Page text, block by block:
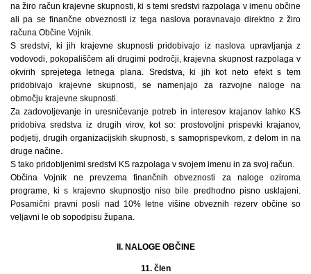
na žiro račun krajevne skupnosti, ki s temi sredstvi razpolaga v imenu občine
ali pa se finančne obveznosti iz tega naslova poravnavajo direktno z žiro
računa Občine Vojnik.
S sredstvi, ki jih krajevne skupnosti pridobivajo iz naslova upravljanja z
vodovodi, pokopališčem ali drugimi področji, krajevna skupnost razpolaga v
okvirih sprejetega letnega plana. Sredstva, ki jih kot neto efekt s tem
pridobivajo krajevne skupnosti, se namenjajo za razvojne naloge na
območju krajevne skupnosti.
Za zadovoljevanje in uresničevanje potreb in interesov krajanov lahko KS
pridobiva sredstva iz drugih virov, kot so: prostovoljni prispevki krajanov,
podjetij, drugih organizacijskih skupnosti, s samoprispevkom, z delom in na
druge načine.
S tako pridobljenimi sredstvi KS razpolaga v svojem imenu in za svoj račun.
Občina Vojnik ne prevzema finančnih obveznosti za naloge oziroma
programe, ki s krajevno skupnostjo niso bile predhodno pisno usklajeni.
Posamični pravni posli nad 10% letne višine obveznih rezerv občine so
veljavni le ob sopodpisu župana.
II. NALOGE OBČINE
11. člen